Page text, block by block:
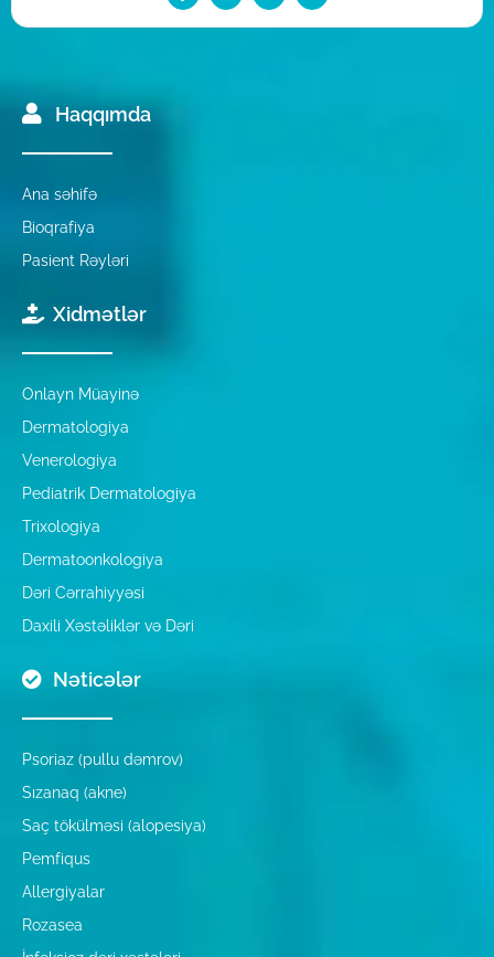
Haqqımda
Ana səhifə
Bioqrafiya
Pasient Rəyləri
Xidmətlər
Onlayn Müayinə
Dermatologiya
Venerologiya
Pediatrik Dermatologiya
Trixologiya
Dermatoonkologiya
Dəri Cərrahiyyəsi
Daxili Xəstəliklər və Dəri
Nəticələr
Psoriaz (pullu dəmrov)
Sızanaq (akne)
Saç tökülməsi (alopesiya)
Pemfiqus
Allergiyalar
Rozasea